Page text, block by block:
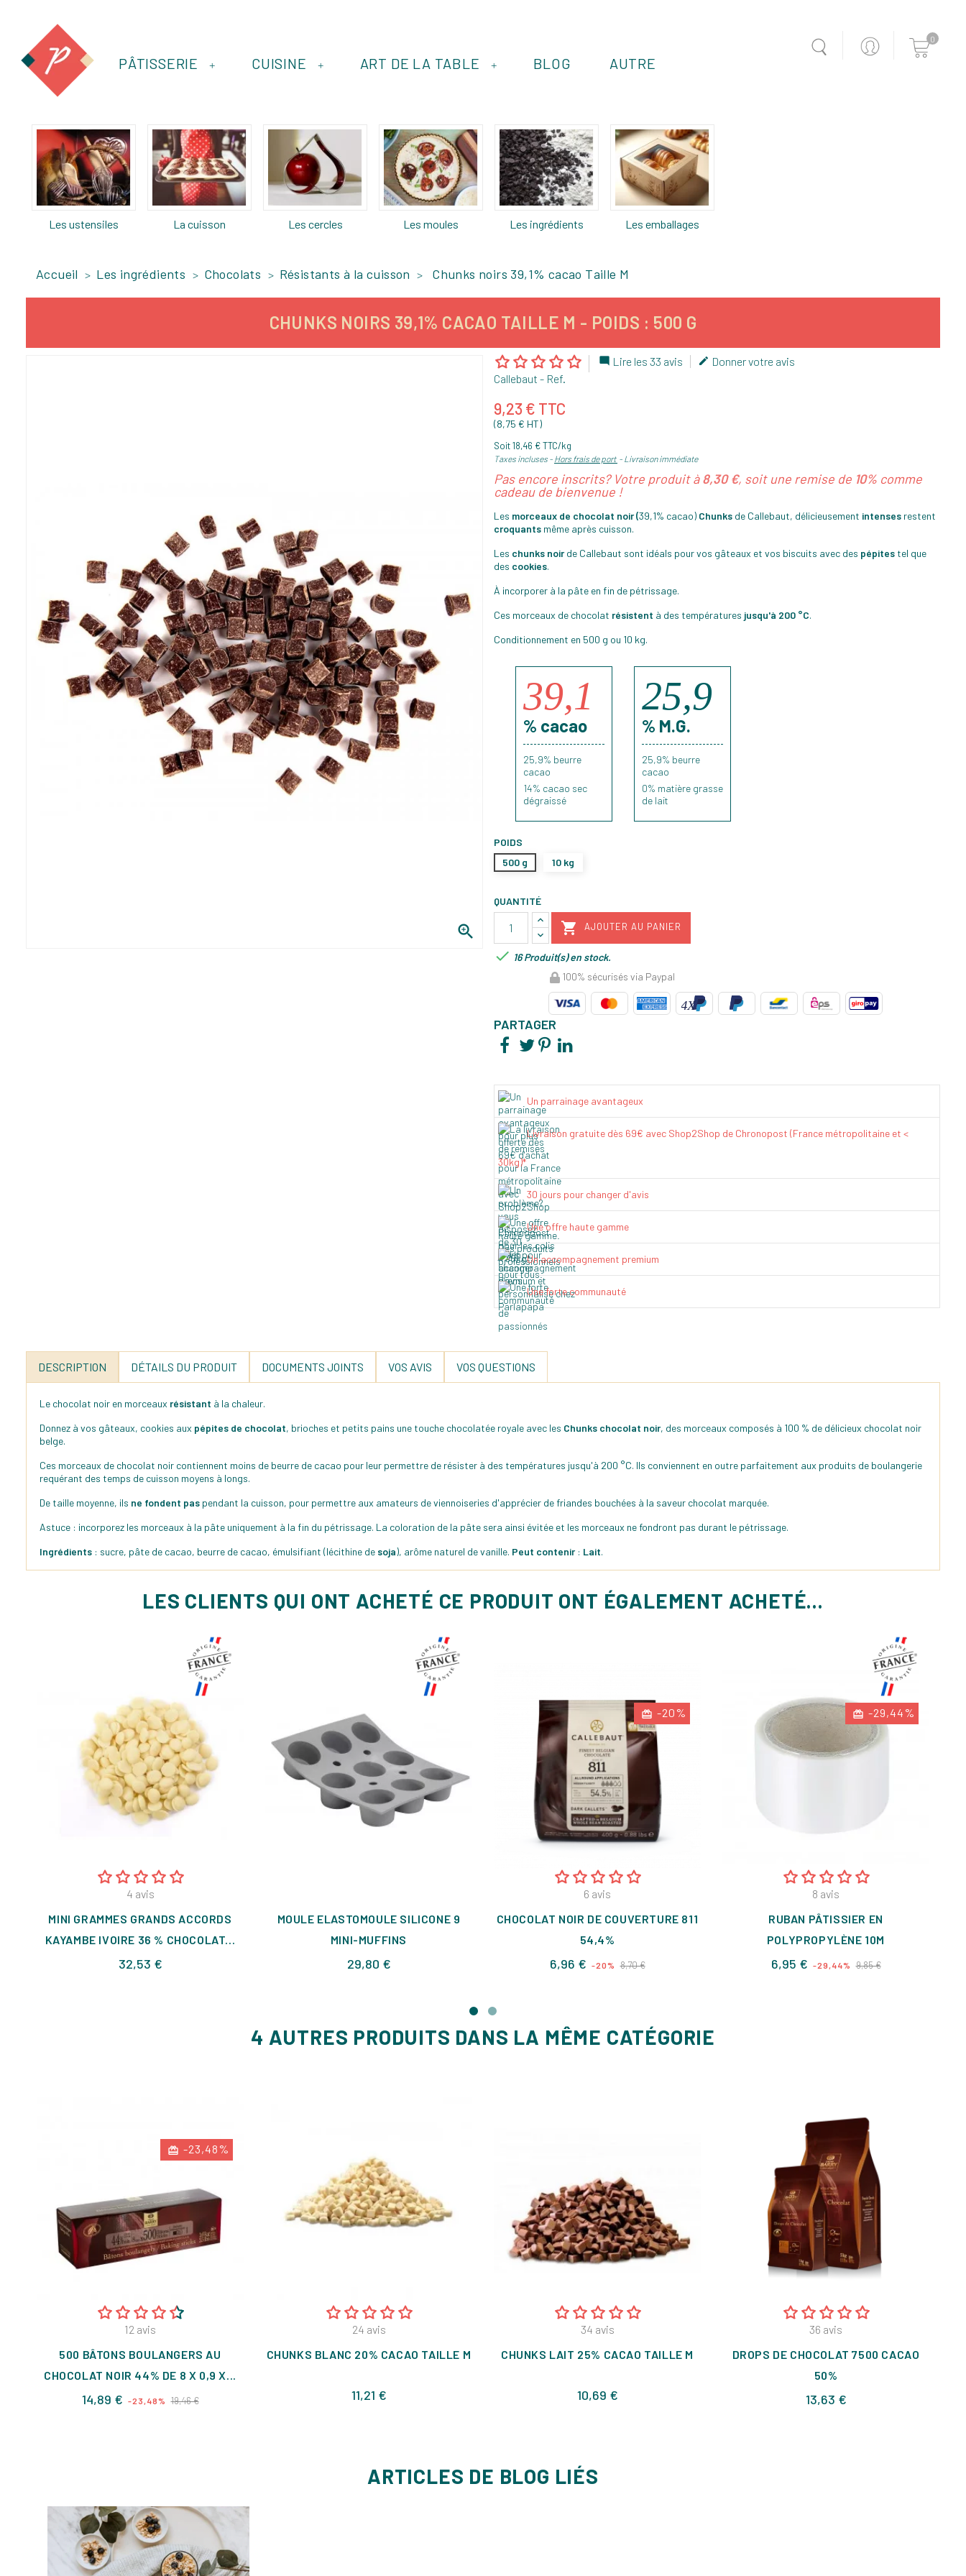
0
+
PÂTISSERIE +
CUISINE +
ART DE LA TABLE BLOG AUTRE
Les ustensiles La cuisson Les cercles Les moules Les ingrédients Les emballages
Accueil Les ingrédients Chocolats Résistants à la cuisson Chunks noirs 39,1% cacao Taille M
CHUNKS NOIRS 39,1% CACAO TAILLE M - POIDS : 500 G

 Lire les 33 avis  Donner votre avis
Callebaut - Ref.
9,23 € TTC
(8,75 € HT)
Soit 18,46 € TTC/kg
Taxes incluses Hors frais de port Livraison immédiate
Pas encore inscrits? Votre produit à8,30 €, soit une remise de 10% comme
cadeau de bienvenue !
Les morceaux de chocolat noir (39,1% cacao) Chunks de Callebaut, délicieusement intenses restent
croquants même après cuisson.
Les chunks noirde Callebaut sont idéals pour vos gâteaux et vos biscuits avec des pépites tel que
des cookies.
À incorporer à la pâte en fin de pétrissage.
Ces morceaux de chocolat résistent à des températures jusqu'à 200 °C.
Conditionnement en 500 g ou 10 kg.
39,1
% cacao
25,9% beurre
cacao
14% cacao sec
dégraissé
25,9
% M.G.
25,9% beurre
cacao
0% matière grasse
de lait
POIDS
500 g
10 kg
QUANTITÉ
 AJOUTER AU PANIER
 16 Produit(s) en stock.
100% sécurisés via Paypal
PARTAGER
Un parrainage avantageux
Livraison gratuite dès 69€ avec Shop2Shop de Chronopost (France métropolitaine et <
30kg)*
30 jours pour changer d'avis
Une offre haute gamme
Un accompagnement premium
Une forte communauté
DESCRIPTION DÉTAILS DU PRODUIT DOCUMENTS JOINTS VOS AVIS VOS QUESTIONS
Le chocolat noir en morceaux résistant à la chaleur.
Donnez à vos gâteaux, cookies aux pépites de chocolat, brioches et petits pains une touche chocolatée royale avec les Chunks chocolat noir, des morceaux composés à 100 % de délicieux chocolat noir
belge.
Ces morceaux de chocolat noir contiennent moins de beurre de cacao pour leur permettre de résister à des températures jusqu'à 200 °C. Ils conviennent en outre parfaitement aux produits de boulangerie
requérant des temps de cuisson moyens à longs.
De taille moyenne, ils ne fondent pas pendant la cuisson, pour permettre aux amateurs de viennoiseries d'apprécier de friandes bouchées à la saveur chocolat marquée.
Astuce : incorporez les morceaux à la pâte uniquement à la fin du pétrissage. La coloration de la pâte sera ainsi évitée et les morceaux ne fondront pas durant le pétrissage.
Ingrédients : sucre, pâte de cacao, beurre de cacao, émulsifiant (lécithine de soja), arôme naturel de vanille. Peut contenir: Lait.
LES CLIENTS QUI ONT ACHETÉ CE PRODUIT ONT ÉGALEMENT ACHETÉ...
4 avis
MINI GRAMMES GRANDS ACCORDS
KAYAMBE IVOIRE 36 % CHOCOLAT...
32,53 €Prix
MOULE ELASTOMOULE SILICONE 9
MINI-MUFFINS
29,80 €Prix
-20%
6 avis
CHOCOLAT NOIR DE COUVERTURE 811
54,4%
6,96 € Prix
-20% 8,70 €Prix
-29,44%
8 avis
RUBAN PÂTISSIER EN
POLYPROPYLÈNE 10M
6,95 € Prix
-29,44% 9,85 €Prix
4 AUTRES PRODUITS DANS LA MÊME CATÉGORIE
-23,48%
12 avis
500 BÂTONS BOULANGERS AU
CHOCOLAT NOIR 44% DE 8 X 0,9 X...
14,89 € Prix
-23,48% 19,46 €Prix
24 avis
CHUNKS BLANC 20% CACAO TAILLE M
11,21 €Prix
34 avis
CHUNKS LAIT 25% CACAO TAILLE M
10,69 €Prix
36 avis
DROPS DE CHOCOLAT 7500 CACAO
50%
13,63 €Prix
ARTICLES DE BLOG LIÉS